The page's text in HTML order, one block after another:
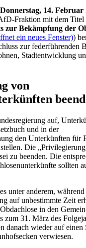
Donnerstag, 14. Februar
Fraktion mit dem Titel
zur Bekämpfung der
ein neues Fenster))
zur federführenden
Stadtentwicklung
von
auf,
und in der
den Unterkünften für
Die
zu beenden. Die
sollten
unter anderem,
auf unbestimmte Zeit
in den
zum 31. März des
danach wieder auf einen
verwiesen.